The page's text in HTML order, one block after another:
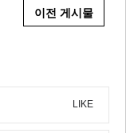
이전 게시물
LIKE